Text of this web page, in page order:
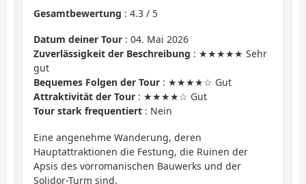
Gesamtbewertung : 4.3 / 5
Datum deiner Tour : 04. Mai 2026
Zuverlässigkeit der Beschreibung : ★★★★★ Sehr
gut
Bequemes Folgen der Tour : ★★★★☆ Gut
Attraktivität der Tour : ★★★★☆ Gut
Tour stark frequentiert : Nein
Eine angenehme Wanderung, deren
Hauptattraktionen die Festung, die Ruinen der
Apsis des vorromanischen Bauwerks und der
Solidor-Turm sind.